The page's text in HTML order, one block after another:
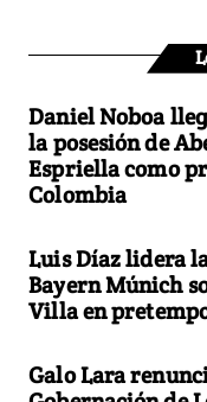
Daniel Noboa
la posesión de
Espriella como
Colombia
Luis Díaz lidera
Bayern Múnich
Villa en
Galo Lara